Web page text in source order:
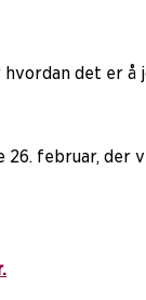
det er å
februar, der